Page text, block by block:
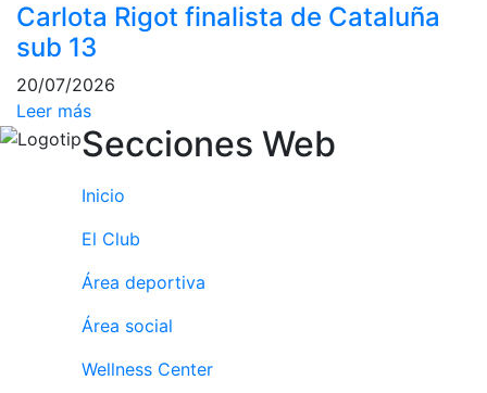
Salidas
culturales
e
Inspirational
Talks
Actividades
mesa
Peñas del Club
Wellness Center
Carlota Rigot finalista de Cataluña
sub 13
20/07/2026
Leer más
Secciones Web
Inicio
El Club
Área deportiva
Área social
Wellness Center